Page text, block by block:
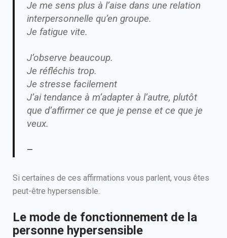
Je me sens plus à l’aise dans une relation
interpersonnelle qu’en groupe.
Je fatigue vite.
J’observe beaucoup.
Je réfléchis trop.
Je stresse facilement
J’ai tendance à m’adapter à l’autre, plutôt
que d’affirmer ce que je pense et ce que je
veux.
Si certaines de ces affirmations vous parlent, vous êtes
peut-être hypersensible.
Le mode de fonctionnement de la
personne hypersensible